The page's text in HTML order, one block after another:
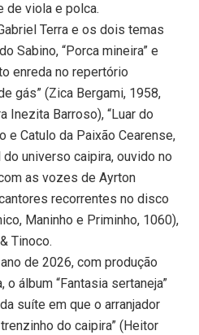
de viola e polca.
Terra e os dois temas
Sabino, “Porca mineira” e
enreda no repertório
gás” (Zica Bergami, 1958,
Inezita Barroso), “Luar do
e Catulo da Paixão Cearense,
universo caipira, ouvido no
as vozes de Ayrton
recorrentes no disco
Maninho e Priminho, 1060),
Tinoco.
de 2026, com produção
o álbum “Fantasia sertaneja”
suíte em que o arranjador
do caipira” (Heitor